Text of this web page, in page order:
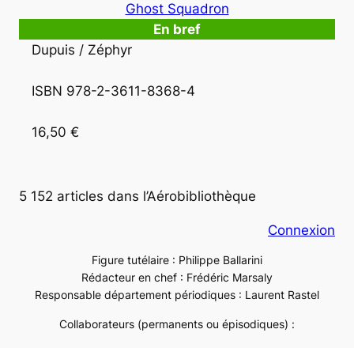
Ghost Squadron
En bref
Dupuis / Zéphyr
ISBN 978-2-3611-8368-4
16,50 €
5 152 articles dans l’Aérobibliothèque
Connexion
Figure tutélaire : Philippe Ballarini
Rédacteur en chef : Frédéric Marsaly
Responsable département périodiques : Laurent Rastel
Collaborateurs (permanents ou épisodiques) :